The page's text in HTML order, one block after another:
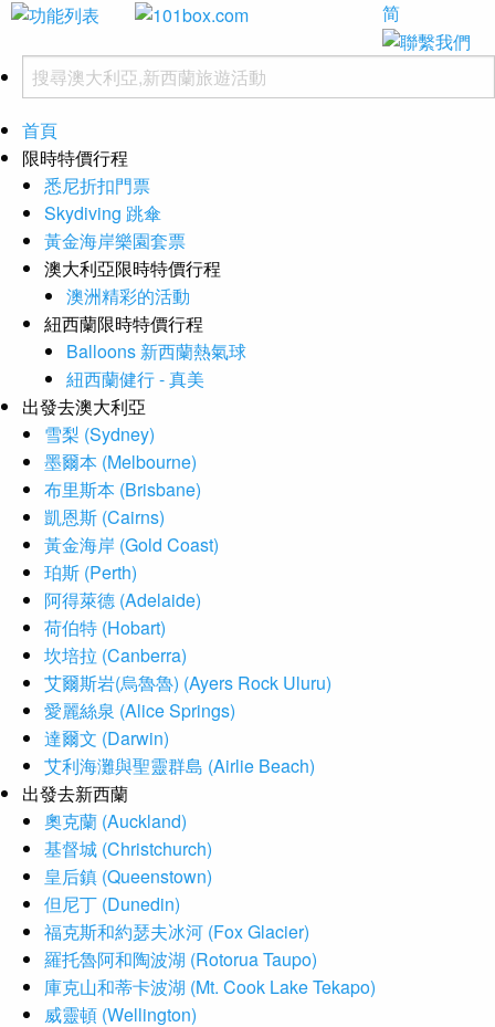
简
首頁
限時特價行程
悉尼折扣門票
Skydiving 跳傘
黃金海岸樂園套票
澳大利亞限時特價行程
澳洲精彩的活動
紐西蘭限時特價行程
Balloons 新西蘭熱氣球
紐西蘭健行 - 真美
出發去澳大利亞
雪梨 (Sydney)
墨爾本 (Melbourne)
布里斯本 (Brisbane)
凱恩斯 (Cairns)
黃金海岸 (Gold Coast)
珀斯 (Perth)
阿得萊德 (Adelaide)
荷伯特 (Hobart)
坎培拉 (Canberra)
艾爾斯岩(烏魯魯) (Ayers Rock Uluru)
愛麗絲泉 (Alice Springs)
達爾文 (Darwin)
艾利海灘與聖靈群島 (Airlie Beach)
出發去新西蘭
奧克蘭 (Auckland)
基督城 (Christchurch)
皇后鎮 (Queenstown)
但尼丁 (Dunedin)
福克斯和約瑟夫冰河 (Fox Glacier)
羅托魯阿和陶波湖 (Rotorua Taupo)
庫克山和蒂卡波湖 (Mt. Cook Lake Tekapo)
威靈頓 (Wellington)